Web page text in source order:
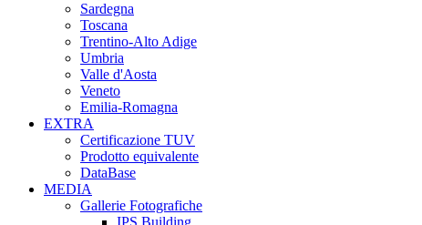
Sardegna
Toscana
Trentino-Alto Adige
Umbria
Valle d'Aosta
Veneto
Emilia-Romagna
EXTRA
Certificazione TUV
Prodotto equivalente
DataBase
MEDIA
Gallerie Fotografiche
IPS Building